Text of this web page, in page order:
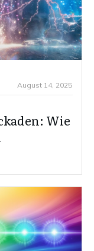
August 14, 2025
Wie